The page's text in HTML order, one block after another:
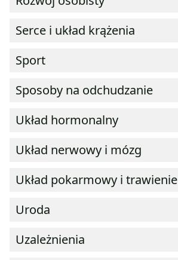
Serce i układ krążenia
Sport
Sposoby na odchudzanie
Układ hormonalny
Układ nerwowy i mózg
Układ pokarmowy i trawienie
Uroda
Uzależnienia